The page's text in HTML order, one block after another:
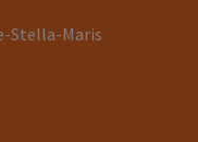
Stella-Maris